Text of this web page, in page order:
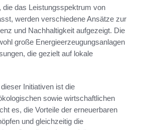
die das Leistungsspektrum von
werden verschiedene Ansätze zur
und Nachhaltigkeit aufgezeigt. Die
große Energieerzeugungsanlagen
die gezielt auf lokale
Initiativen ist die
sowie wirtschaftlichen
es, die Vorteile der erneuerbaren
und gleichzeitig die